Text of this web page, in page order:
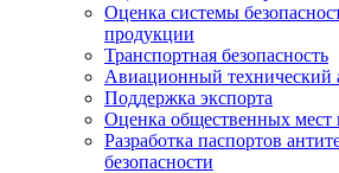
Оценка системы
продукции
Транспортная безопасность
Авиационный технический
Поддержка экспорта
Оценка общественных мест
Разработка паспортов
безопасности